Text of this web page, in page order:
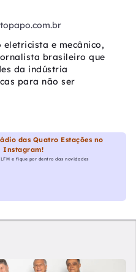
eletricista e mecânico,
brasileiro que
da indústria
para não ser
das Quatro Estações no
Instagram!
e fique por dentro das novidades